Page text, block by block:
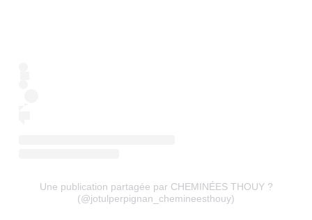
Une publication partagée par CHEMINÉES THOUY ?
(@jotulperpignan_chemineesthouy)